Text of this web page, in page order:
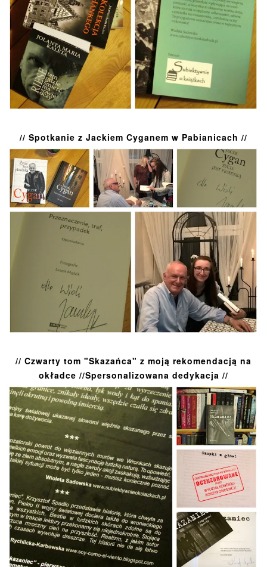
// Spotkanie z Jackiem Cyganem w Pabianicach //
// Czwarty tom "Skazańca" z moją rekomendacją na
okładce //Spersonalizowana dedykacja //